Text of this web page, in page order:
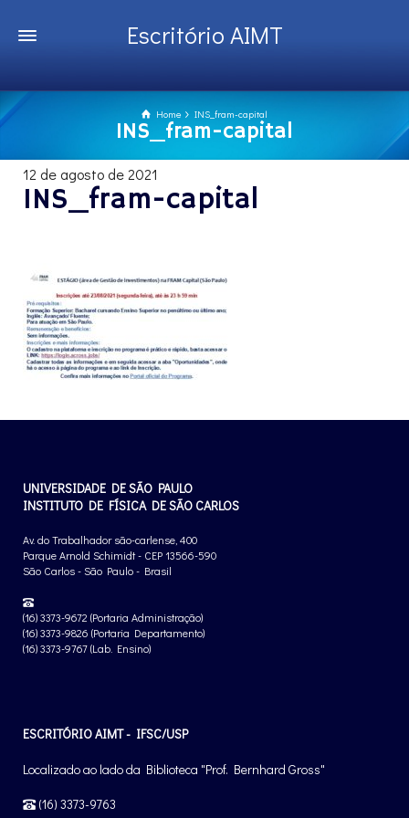
Escritório AIMT
Home INS_fram-capital
INS_fram-capital
12 de agosto de 2021
INS_fram-capital
UNIVERSIDADE DE SÃO PAULO
INSTITUTO DE FÍSICA DE SÃO CARLOS
Av. do Trabalhador são-carlense, 400
Parque Arnold Schimidt - CEP 13566-590
São Carlos - São Paulo - Brasil
(16) 3373-9672 (Portaria Administração)
(16) 3373-9826 (Portaria Departamento)
(16) 3373-9767 (Lab. Ensino)
ESCRITÓRIO AIMT - IFSC/USP
Localizado ao lado da Biblioteca "Prof. Bernhard Gross"
(16) 3373-9763